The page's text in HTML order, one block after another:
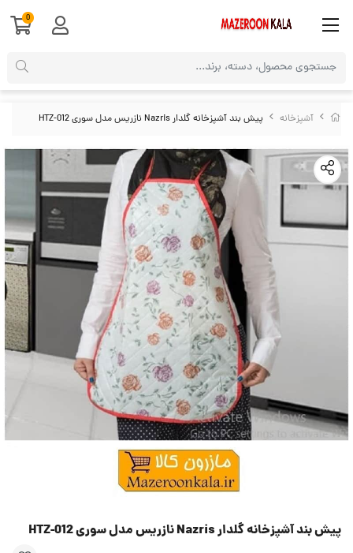
آشپزخانه پیش بند آشپزخانه گلدار Nazris نازریس مدل سوری HTZ-012
پیش بند آشپزخانه گلدار Nazris نازریس مدل سوری HTZ-012
0